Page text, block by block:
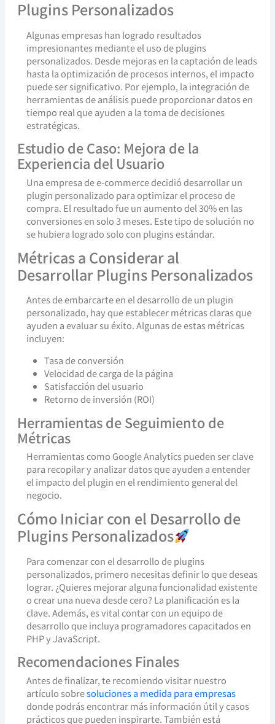
Plugins Personalizados
Algunas empresas han logrado resultados
impresionantes mediante el uso de plugins
personalizados. Desde mejoras en la captación de leads
hasta la optimización de procesos internos, el impacto
puede ser significativo. Por ejemplo, la integración de
herramientas de análisis puede proporcionar datos en
tiempo real que ayuden a la toma de decisiones
estratégicas.
Estudio de Caso: Mejora de la
Experiencia del Usuario
Una empresa de e-commerce decidió desarrollar un
plugin personalizado para optimizar el proceso de
compra. El resultado fue un aumento del 30% en las
conversiones en solo 3 meses. Este tipo de solución no
se hubiera logrado solo con plugins estándar.
Métricas a Considerar al
Desarrollar Plugins Personalizados
Antes de embarcarte en el desarrollo de un plugin
personalizado, hay que establecer métricas claras que
ayuden a evaluar su éxito. Algunas de estas métricas
incluyen:
Tasa de conversión
Velocidad de carga de la página
Satisfacción del usuario
Retorno de inversión (ROI)
Herramientas de Seguimiento de
Métricas
Herramientas como Google Analytics pueden ser clave
para recopilar y analizar datos que ayuden a entender
el impacto del plugin en el rendimiento general del
negocio.
Cómo Iniciar con el Desarrollo de
Plugins Personalizados
Para comenzar con el desarrollo de plugins
personalizados, primero necesitas definir lo que deseas
lograr. ¿Quieres mejorar alguna funcionalidad existente
o crear una nueva desde cero? La planificación es la
clave. Además, es vital contar con un equipo de
desarrollo que incluya programadores capacitados en
PHP y JavaScript.
Recomendaciones Finales
Antes de finalizar, te recomiendo visitar nuestro
artículo sobresoluciones a medida para empresas
donde podrás encontrar más información útil y casos
prácticos que pueden inspirarte. También está